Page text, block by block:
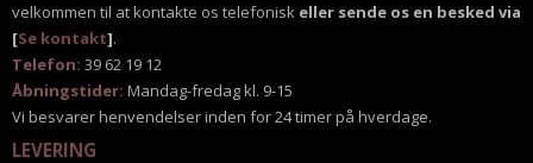
velkommen til at kontakte os telefonisk eller sende os en besked via
[Se kontakt].
Telefon: 39 62 19 12
Åbningstider: Mandag-fredag kl. 9-15
Vi besvarer henvendelser inden for 24 timer på hverdage.
LEVERING